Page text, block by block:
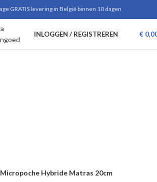
GRATIS levering in België binnen 10 dagen
INLOGGEN / REGISTREREN €
Micropoche Hybride Matras 20cm